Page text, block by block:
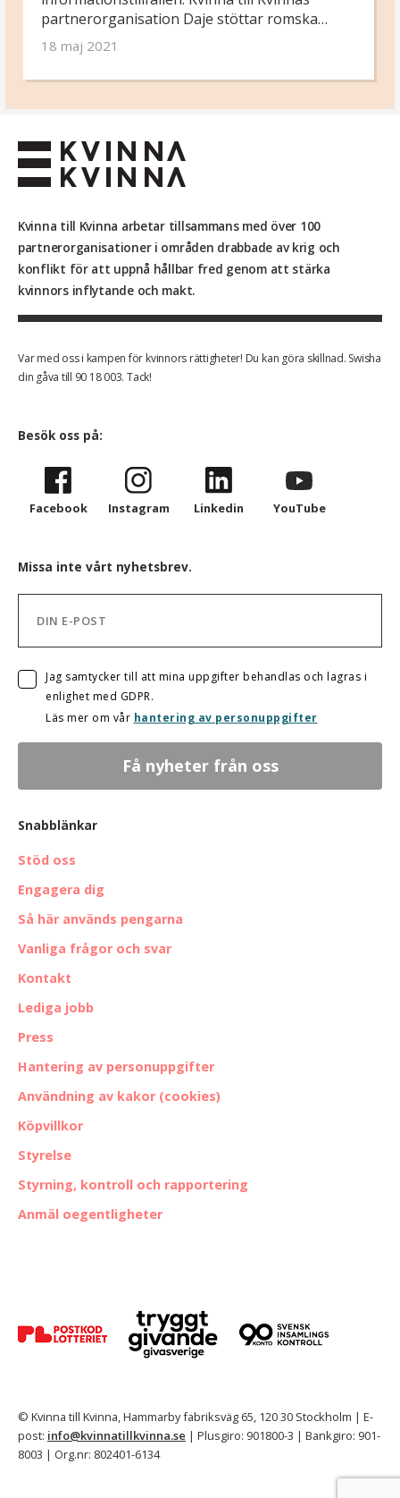
partnerorganisation Daje stöttar romska
kvinnor och arbetar för att stoppa mäns våld
mot kvinnor.
18 maj 2021
Kvinna till Kvinna arbetar tillsammans med över 100
partnerorganisationer i områden drabbade av krig och
konflikt för att uppnå hållbar fred genom att stärka
kvinnors inflytande och makt.
Var med oss i kampen för kvinnors rättigheter! Du kan göra skillnad. Swisha
din gåva till 90 18 003. Tack!
Besök oss på:
Facebook Instagram Linkedin YouTube
Missa inte vårt nyhetsbrev.
Jag samtycker till att mina uppgifter behandlas och lagras i
enlighet med GDPR.
Läs mer om vår hantering av personuppgifter
Snabblänkar
Stöd oss
Engagera dig
Så här används pengarna
Vanliga frågor och svar
Kontakt
Lediga jobb
Press
Hantering av personuppgifter
Användning av kakor (cookies)
Köpvillkor
Styrelse
Styrning, kontroll och rapportering
Anmäl oegentligheter
© Kvinna till Kvinna, Hammarby fabriksväg 65, 120 30 Stockholm | E-
post: info@kvinnatillkvinna.se | Plusgiro: 901800-3 | Bankgiro: 901-
8003 | Org.nr: 802401-6134